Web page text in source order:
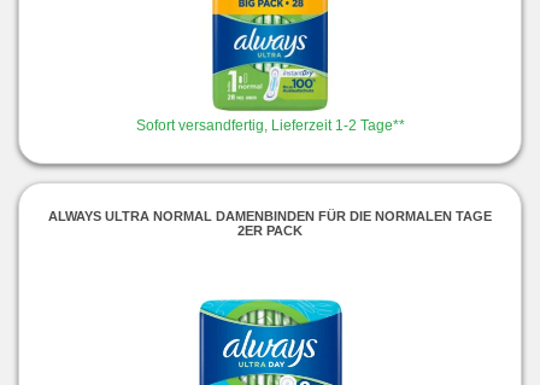
Sofort versandfertig, Lieferzeit 1-2 Tage**
ALWAYS ULTRA NORMAL DAMENBINDEN FÜR DIE NORMALEN TAGE
2ER PACK